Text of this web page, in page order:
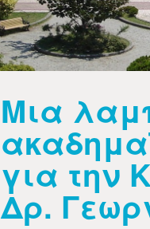
Μια
για την
Δρ.